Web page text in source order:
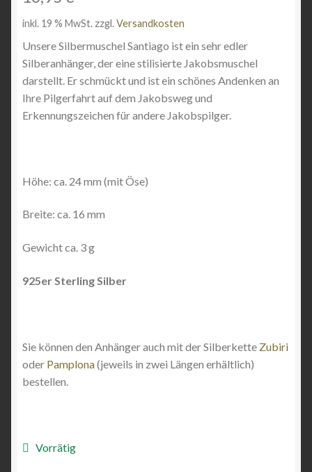
inkl. 19 % MwSt. zzgl.Versandkosten
Unsere Silbermuschel Santiago ist ein sehr edler
Silberanhänger, der eine stilisierte Jakobsmuschel
darstellt. Er schmückt und ist ein schönes Andenken an
Ihre Pilgerfahrt auf dem Jakobsweg und
Erkennungszeichen für andere Jakobspilger.
Höhe: ca. 24 mm (mit Öse)
Breite: ca. 16 mm
Gewicht ca. 3 g
925er Sterling Silber
Sie können den Anhänger auch mit der Silberkette Zubiri
oder Pamplona(jeweils in zwei Längen erhältlich)
bestellen.
Vorrätig